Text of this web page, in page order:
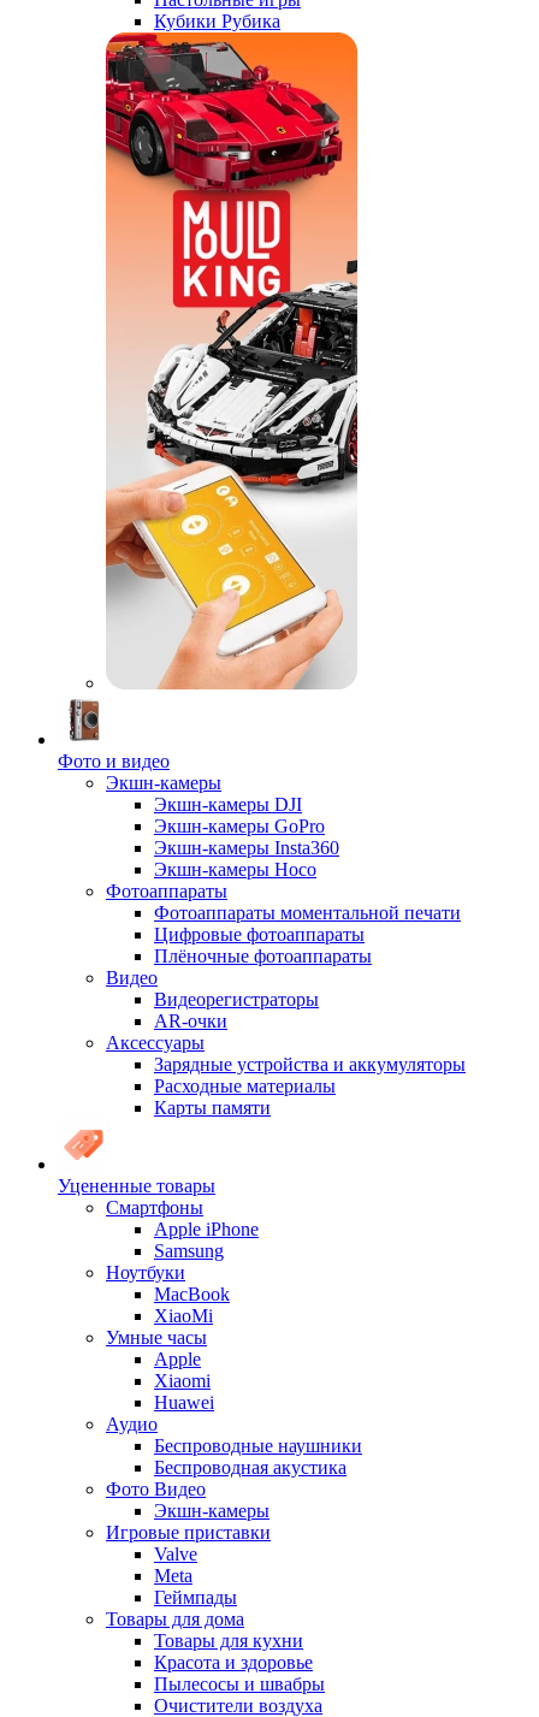
Кубики Рубика
Фото и видео
Экшн-камеры
Экшн-камеры DJI
Экшн-камеры GoPro
Экшн-камеры Insta360
Экшн-камеры Hoco
Фотоаппараты
Фотоаппараты моментальной печати
Цифровые фотоаппараты
Плёночные фотоаппараты
Видео
Видеорегистраторы
AR-очки
Аксессуары
Зарядные устройства и аккумуляторы
Расходные материалы
Карты памяти
Уцененные товары
Cмартфоны
Apple iPhone
Samsung
Ноутбуки
MacBook
XiaoMi
Умные часы
Apple
Xiaomi
Huawei
Аудио
Беспроводные наушники
Беспроводная акустика
Фото Видео
Экшн-камеры
Игровые приставки
Valve
Meta
Геймпады
Товары для дома
Товары для кухни
Красота и здоровье
Пылесосы и швабры
Очистители воздуха